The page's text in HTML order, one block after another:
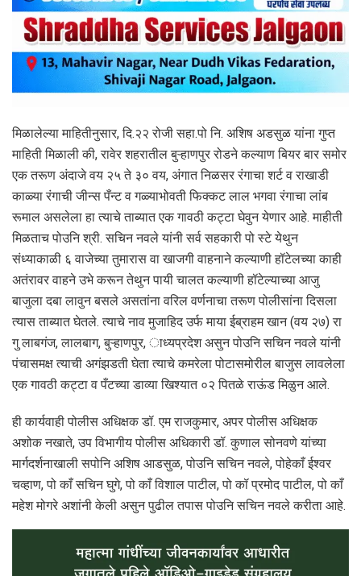
मिळालेल्या माहितीनुसार, दि.२२ रोजी सहा.पो नि. अशिष अडसुळ यांना गुप्त
माहिती मिळाली की, रावेर शहरातील बुऱ्हाणपुर रोडने कल्याण बियर बार समोर
एक तरूण अंदाजे वय २५ ते ३० वय, अंगात निळसर रंगाचा शर्ट व राखाडी
काळ्या रंगाची जीन्स पँन्ट व गळ्याभोवती फिक्कट लाल भगवा रंगाचा लांब
रूमाल असलेला हा त्याचे ताब्यात एक गावठी कट्टा घेवुन येणार आहे. माहीती
मिळताच पोउनि श्री. सचिन नवले यांनी सर्व सहकारी पो स्टे येथुन
संध्याकाळी ६ वाजेच्या तुमारास वा खाजगी वाहनाने कल्याणी हॉटेलच्या काही
अतंरावर वाहने उभे करून तेथुन पायी चालत कल्याणी हॉटेल्याच्या आजु
बाजुला दबा लावुन बसले असतांना वरिल वर्णनाचा तरूण पोलीसांना दिसला
त्यास ताब्यात घेतले. त्याचे नाव मुजाहिद उर्फ माया ईब्राहम खान (वय २७) रा
गु लाबगंज, लालबाग, बुऱ्हाणपुर, ाध्यप्रदेश असुन पोउनि सचिन नवले यांनी
पंचासमक्ष त्याची अगंझडती घेता त्याचे कमरेला पोटासमोरील बाजुस लावलेला
एक गावठी कट्टा व पँटच्या डाव्या खिश्यात ०२ पितळे राऊंड मिळुन आले.
ही कार्यवाही पोलीस अधिक्षक डॉ. एम राजकुमार, अपर पोलीस अधिक्षक
अशोक नखाते, उप विभागीय पोलीस अधिकारी डॉ. कुणाल सोनवणे यांच्या
मार्गदर्शनाखाली सपोनि अशिष आडसुळ, पोउनि सचिन नवले, पोहेकाँ ईश्वर
चव्हाण, पो काँ सचिन घुगे, पो काँ विशाल पाटील, पो कॉ प्रमोद पाटील, पो काँ
महेश मोगरे अशांनी केली असुन पुढील तपास पोउनि सचिन नवले करीता आहे.